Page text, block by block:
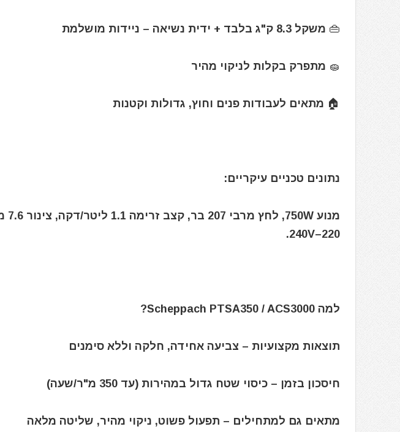
👜 משקל 8.3 ק"ג בלבד + ידית נשיאה – ניידות מושלמת
🧽 מתפרק בקלות לניקוי מהיר
🏠 מתאים לעבודות פנים וחוץ, גדולות וקטנות
נתונים טכניים עיקריים:
220–240V.
למה Scheppach PTSA350 / ACS3000?
תוצאות מקצועיות – צביעה אחידה, חלקה וללא סימנים
חיסכון בזמן – כיסוי שטח גדול במהירות (עד 350 מ"ר/שעה)
מתאים גם למתחילים – תפעול פשוט, ניקוי מהיר, שליטה מלאה